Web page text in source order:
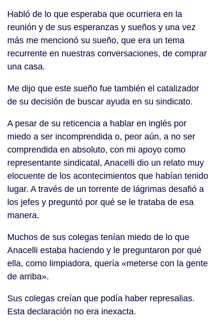
Habló de lo que esperaba que ocurriera en la
reunión y de sus esperanzas y sueños y una vez
más me mencionó su sueño, que era un tema
recurrente en nuestras conversaciones, de comprar
una casa.
Me dijo que este sueño fue también el catalizador
de su decisión de buscar ayuda en su sindicato.
A pesar de su reticencia a hablar en inglés por
miedo a ser incomprendida o, peor aún, a no ser
comprendida en absoluto, con mi apoyo como
representante sindicatal, Anacelli dio un relato muy
elocuente de los acontecimientos que habían tenido
lugar. A través de un torrente de lágrimas desafió a
los jefes y preguntó por qué se le trataba de esa
manera.
Muchos de sus colegas tenían miedo de lo que
Anacelli estaba haciendo y le preguntaron por qué
ella, como limpiadora, quería «meterse con la gente
de arriba».
Sus colegas creían que podía haber represalias.
Esta declaración no era inexacta.